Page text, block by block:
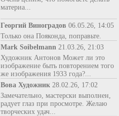
материа...
Георгий Виноградов 06.05.26, 14:05
Только она Пояконда, поправьте.
Mark Soibelmann 21.03.26, 21:03
Художник Антонов Может ли это
изображение быть повторением того
же изображения 1933 года?...
Вова Художник 28.02.26, 17:02
Замечательно, мастерски выполнен,
радует глаз при просмотре. Желаю
творческих удач...